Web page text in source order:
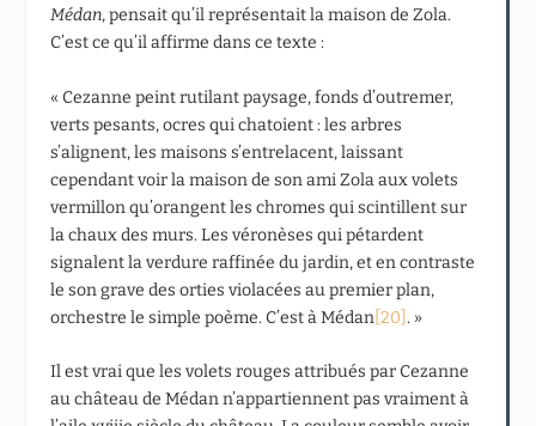
Médan, pensait qu’il représentait la maison de Zola.
C’est ce qu’il affirme dans ce texte :
« Cezanne peint rutilant paysage, fonds d’outremer,
verts pesants, ocres qui chatoient : les arbres
s’alignent, les maisons s’entrelacent, laissant
cependant voir la maison de son ami Zola aux volets
vermillon qu’orangent les chromes qui scintillent sur
la chaux des murs. Les véronèses qui pétardent
signalent la verdure raffinée du jardin, et en contraste
le son grave des orties violacées au premier plan,
orchestre le simple poème. C’est à Médan [20]. »
Il est vrai que les volets rouges attribués par Cezanne
au château de Médan n’appartiennent pas vraiment à